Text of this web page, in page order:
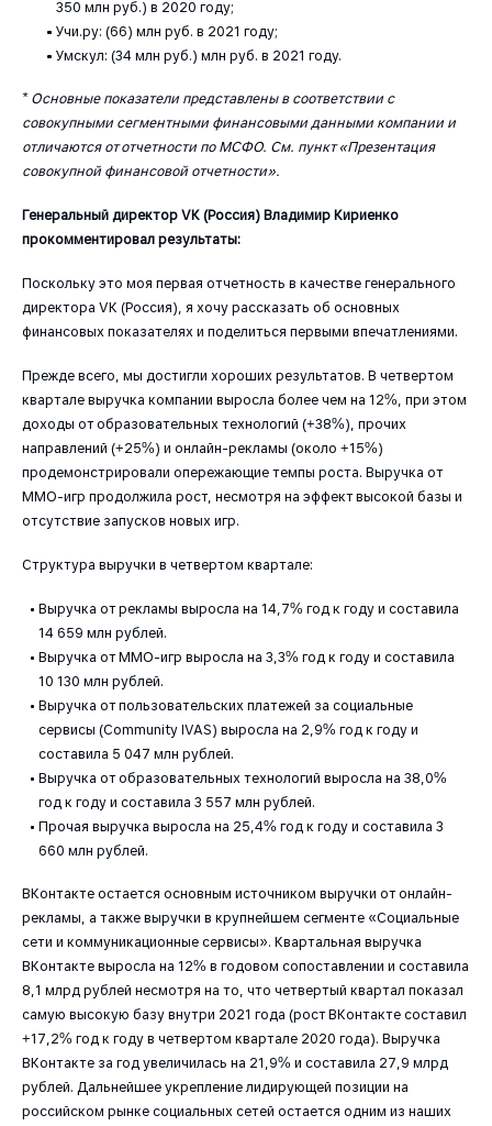
350 млн руб.) в 2020 году;
Учи.ру: (66) млн руб. в 2021 году;
Умскул: (34 млн руб.) млн руб. в 2021 году.
* Основные показатели представлены в соответствии с
совокупными сегментными финансовыми данными компании и
отличаются от отчетности по МСФО. См. пункт «Презентация
совокупной финансовой отчетности».
Генеральный директор VK (Россия) Владимир Кириенко
прокомментировал результаты:
Поскольку это моя первая отчетность в качестве генерального
директора VK (Россия), я хочу рассказать об основных
финансовых показателях и поделиться первыми впечатлениями.
Прежде всего, мы достигли хороших результатов. В четвертом
квартале выручка компании выросла более чем на 12%, при этом
доходы от образовательных технологий (+38%), прочих
направлений (+25%) и онлайн-рекламы (около +15%)
продемонстрировали опережающие темпы роста. Выручка от
MMO-игр продолжила рост, несмотря на эффект высокой базы и
отсутствие запусков новых игр.
Структура выручки в четвертом квартале:
Выручка от рекламы выросла на 14,7% год к году и составила
14 659 млн рублей.
Выручка от ММО-игр выросла на 3,3% год к году и составила
10 130 млн рублей.
Выручка от пользовательских платежей за социальные
сервисы (Community IVAS) выросла на 2,9% год к году и
составила 5 047 млн рублей.
Выручка от образовательных технологий выросла на 38,0%
год к году и составила 3 557 млн рублей.
Прочая выручка выросла на 25,4% год к году и составила 3
660 млн рублей.
ВКонтакте остается основным источником выручки от онлайн-
рекламы, а также выручки в крупнейшем сегменте «Социальные
сети и коммуникационные сервисы». Квартальная выручка
ВКонтакте выросла на 12% в годовом сопоставлении и составила
8,1 млрд рублей несмотря на то, что четвертый квартал показал
самую высокую базу внутри 2021 года (рост ВКонтакте составил
+17,2% год к году в четвертом квартале 2020 года). Выручка
ВКонтакте за год увеличилась на 21,9% и составила 27,9 млрд
рублей. Дальнейшее укрепление лидирующей позиции на
российском рынке социальных сетей остается одним из наших